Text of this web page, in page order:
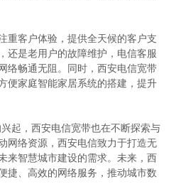
重客户体验，提供全天候的客户支
还是老用户的故障维护，电信客服
络畅通无阻。同时，西安电信宽带
便家庭智能家居系统的搭建，提升
起，西安电信宽带也在不断探索与
网络资源，西安电信致力于打造无
来智慧城市建设的需求。未来，西
捷、高效的网络服务，推动城市数